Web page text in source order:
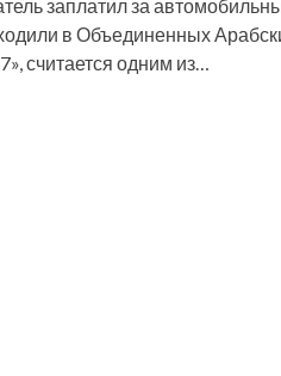
заплатил за
в Объединенных
считается одним из…